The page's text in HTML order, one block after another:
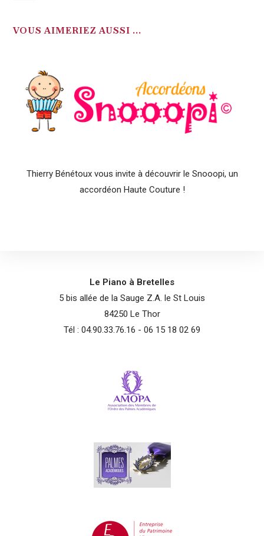
VOUS AIMERIEZ AUSSI ...
Thierry Bénétoux vous invite à découvrir le Snooopi, un
accordéon Haute Couture !
Le Piano à Bretelles
5 bis allée de la Sauge Z.A. le St Louis
84250 Le Thor
Tél : 04.90.33.76.16 - 06 15 18 02 69